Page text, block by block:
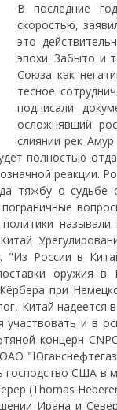
В последние
скоростью,
это
эпохи. Забыто и
Союза как
тесное
подписали
осложнявший
слиянии рек
полностью
реакции.
тяжбу о судьбе
пограничные
"Из России в
оружия
при
Китай
и в
концерн
господство США в
(Thomas
Ирана и